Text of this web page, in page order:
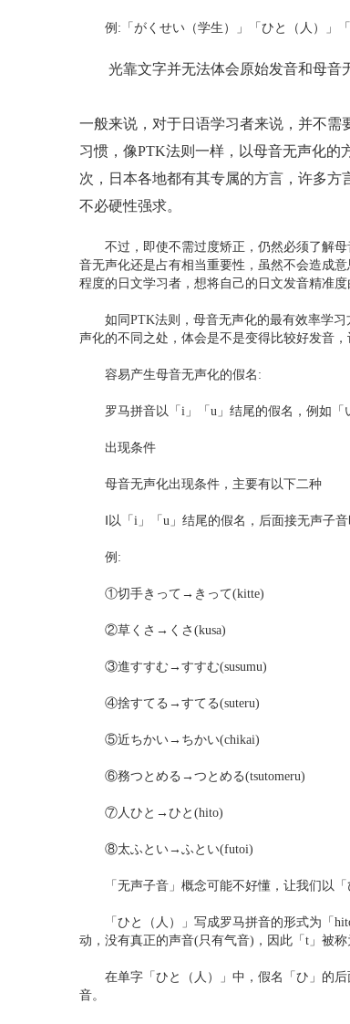
例:「がくせい（学生）」「ひと（人）」「
光靠文字并无法体会原始发音和母音无
一般来说，对于日语学习者来说，并不
习惯，像PTK法则一样，以母音无声化
次，日本各地都有其专属的方言，许多
不必硬性强求。
不过，即使不需过度矫正，仍然必须了解母
音无声化还是占有相当重要性，虽然不会造成
程度的日文学习者，想将自己的日文发音精准
如同PTK法则，母音无声化的最有效率学习
声化的不同之处，体会是不是变得比较好发音，
容易产生母音无声化的假名:
罗马拼音以「i」「u」结尾的假名，例如「
出现条件
母音无声化出现条件，主要有以下二种
Ⅰ以「i」「u」结尾的假名，后面接无声子音
例:
①切手きって→きって(kitte)
②草くさ→くさ(kusa)
③進すすむ→すすむ(susumu)
④捨すてる→すてる(suteru)
⑤近ちかい→ちかい(chikai)
⑥務つとめる→つとめる(tsutomeru)
⑦人ひと→ひと(hito)
⑧太ふとい→ふとい(futoi)
「无声子音」概念可能不好懂，让我们以「
「ひと（人）」写成罗马拼音的形式为「
动，没有真正的声音(只有气音)，因此「t」被
在单字「ひと（人）」中，假名「ひ」的后
音。